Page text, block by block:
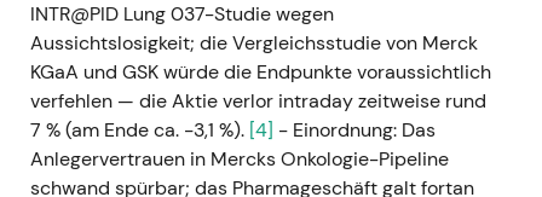
INTR@PID Lung 037-Studie wegen
Aussichtslosigkeit; die Vergleichsstudie von Merck
KGaA und GSK würde die Endpunkte voraussichtlich
verfehlen — die Aktie verlor intraday zeitweise rund
7 % (am Ende ca. −3,1 %). [4] - Einordnung: Das
Anlegervertrauen in Mercks Onkologie-Pipeline
schwand spürbar; das Pharmageschäft galt fortan